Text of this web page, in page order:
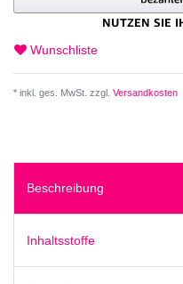
Wunschliste
* inkl. ges. MwSt. zzgl. Versandkosten
Beschreibung
Inhaltsstoffe